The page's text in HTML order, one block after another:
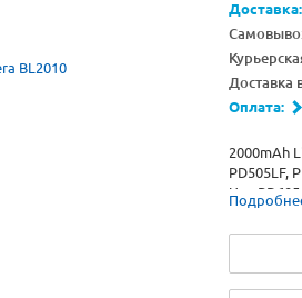
Доставка:
Доставка
Оплата:
2000mAh
PD505LF,
Um,
VHF,
PD685
PD685G